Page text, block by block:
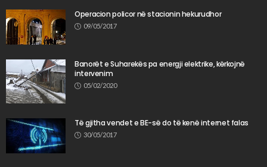
Operacion policor në stacionin hekurudhor
09/05/2017
Banorët e Suharekës pa energji elektrike, kërkojnë
intervenim
05/02/2020
Të gjitha vendet e BE-së do të kenë internet falas
30/05/2017